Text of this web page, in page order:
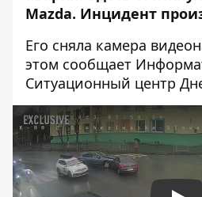
Mazda. Инцидент
Его сняла камера
этом сообщает
Ситуационный центр